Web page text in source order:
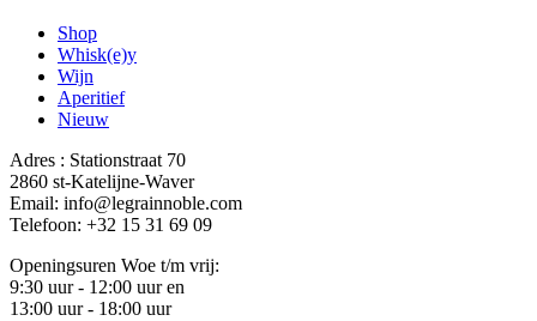
Shop
Whisk(e)y
Wijn
Aperitief
Nieuw
Adres : Stationstraat 70
2860 st-Katelijne-Waver
Email: info@legrainnoble.com
Telefoon: +32 15 31 69 09
Openingsuren Woe t/m vrij:
9:30 uur - 12:00 uur en
13:00 uur - 18:00 uur